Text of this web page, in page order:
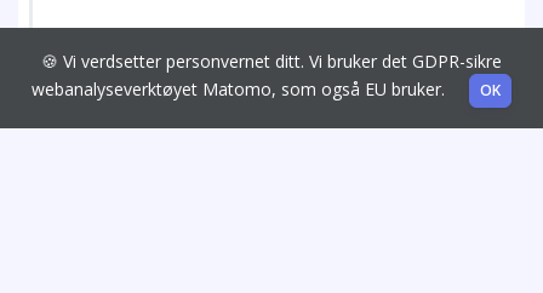
🍪 Vi verdsetter personvernet ditt. Vi bruker det GDPR-sikre
webanalyseverktøyet Matomo, som også EU bruker.
OK